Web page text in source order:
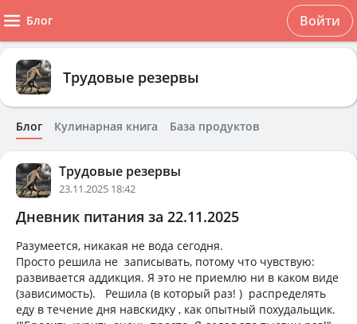
Блог Войти
Трудовые резервы
Блог Кулинарная книга База продуктов
Трудовые резервы
23.11.2025 18:42
Дневник питания за 22.11.2025
Разумеется, никакая не вода сегодня.
Просто решила не записывать, потому что чувствую:
развивается аддикция. Я это не приемлю ни в каком виде
(зависимость). Решила (в который раз! ) распределять
еду в течение дня навскидку , как опытный похудальщик.